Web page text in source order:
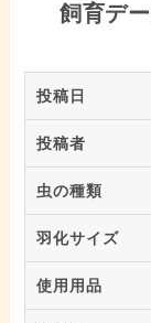
飼育デ
投稿日
投稿者
虫の種類
羽化サイズ
使用用品